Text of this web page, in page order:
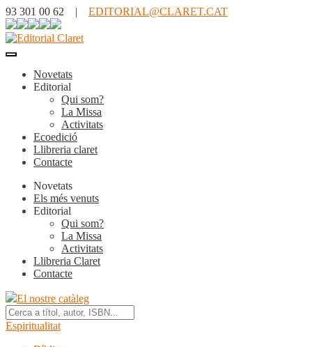
93 301 00 62 | EDITORIAL@CLARET.CAT
Novetats
Editorial
Qui som?
La Missa
Activitats
Ecoedició
Llibreria claret
Contacte
Novetats
Els més venuts
Editorial
Qui som?
La Missa
Activitats
Llibreria Claret
Contacte
El nostre catàleg
Espiritualitat